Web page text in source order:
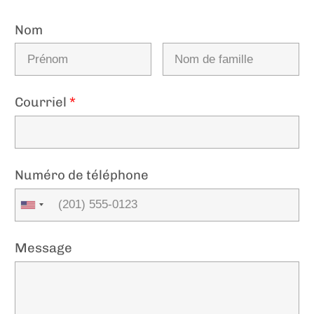
Nom
Courriel*
Numéro de téléphone
Message